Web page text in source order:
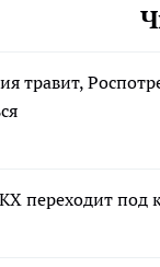
травит,
переходит под